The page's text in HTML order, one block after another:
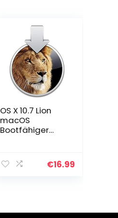
OS X 10.7 Lion
macOS
Bootfähiger
Installation /
Update /
€16.99